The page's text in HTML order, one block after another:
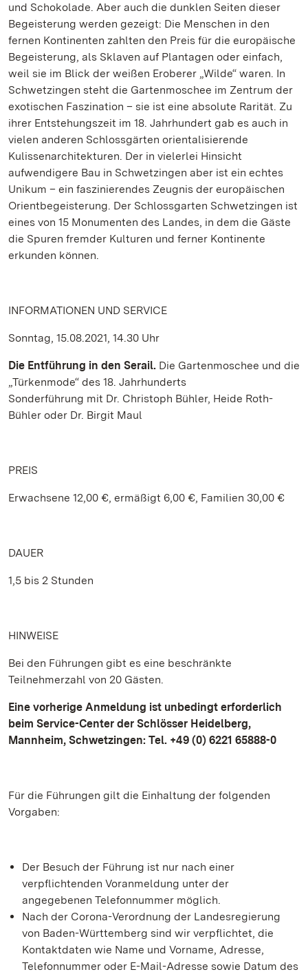
und Schokolade. Aber auch die dunklen Seiten dieser
Begeisterung werden gezeigt: Die Menschen in den
fernen Kontinenten zahlten den Preis für die europäische
Begeisterung, als Sklaven auf Plantagen oder einfach,
weil sie im Blick der weißen Eroberer „Wilde“ waren. In
Schwetzingen steht die Gartenmoschee im Zentrum der
exotischen Faszination – sie ist eine absolute Rarität. Zu
ihrer Entstehungszeit im 18. Jahrhundert gab es auch in
vielen anderen Schlossgärten orientalisierende
Kulissenarchitekturen. Der in vielerlei Hinsicht
aufwendigere Bau in Schwetzingen aber ist ein echtes
Unikum – ein faszinierendes Zeugnis der europäischen
Orientbegeisterung. Der Schlossgarten Schwetzingen ist
eines von 15 Monumenten des Landes, in dem die Gäste
die Spuren fremder Kulturen und ferner Kontinente
erkunden können.
INFORMATIONEN UND SERVICE
Sonntag, 15.08.2021, 14.30 Uhr
Die Entführung in den Serail. Die Gartenmoschee und die
„Türkenmode“ des 18. Jahrhunderts
Sonderführung mit Dr. Christoph Bühler, Heide Roth-
Bühler oder Dr. Birgit Maul
PREIS
Erwachsene 12,00 €, ermäßigt 6,00 €, Familien 30,00 €
DAUER
1,5 bis 2 Stunden
HINWEISE
Bei den Führungen gibt es eine beschränkte
Teilnehmerzahl von 20 Gästen.
Eine vorherige Anmeldung ist unbedingt erforderlich
beim Service-Center der Schlösser Heidelberg,
Mannheim, Schwetzingen: Tel. +49 (0) 6221 65888-0
Für die Führungen gilt die Einhaltung der folgenden
Vorgaben:
Der Besuch der Führung ist nur nach einer
verpflichtenden Voranmeldung unter der
angegebenen Telefonnummer möglich.
Nach der Corona-Verordnung der Landesregierung
von Baden-Württemberg sind wir verpflichtet, die
Kontaktdaten wie Name und Vorname, Adresse,
Telefonnummer oder E-Mail-Adresse sowie Datum des